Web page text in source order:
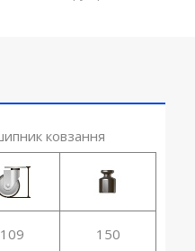
ковзання
109 150